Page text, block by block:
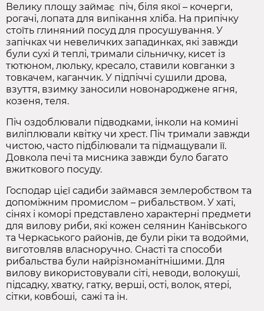
Велику площу займає піч, біля якої – кочерги,
рогачі, лопата для випікання хліба. На припічку
стоїть глиняний посуд для просушування. У
запічках чи невеличких западинках, які завжди
були сухі й теплі, тримали сільничку, кисет із
тютюном, люльку, кресало, ставили ковганки з
товкачем, каганчик. У підпіччі сушили дрова,
взуття, взимку заносили новонароджене ягня,
козеня, теля.
Піч оздоблювали підводками, інколи на комині
виліплювали квітку чи хрест. Піч тримали завжди
чистою, часто підбілювали та підмащували її.
Довкола печі та мисника завжди було багато
вжиткового посуду.
Господар цієї садиби займався землеробством та
допоміжним промислом – рибальством. У хаті,
сінях і коморі представлено характерні предмети
для вилову риби, які кожен селянин Канівського
та Черкаського районів, де були ріки та водойми,
виготовляв власноручно. Снасті та способи
рибальства були найрізноманітнішими. Для
вилову використовували сіті, неводи, волокуші,
підсадку, хватку, гатку, верші, ості, волок, ятері,
сітки, ковбоші, сажі та ін.